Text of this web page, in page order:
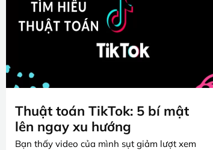
Thuật toán TikTok: 5 bí mật
lên ngay xu hướng
Bạn thấy video của mình sụt giảm lượt xem